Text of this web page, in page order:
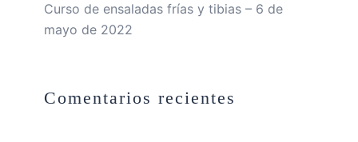
Curso de ensaladas frías y tibias – 6 de
mayo de 2022
Comentarios recientes